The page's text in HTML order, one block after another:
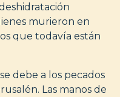
murieron en
que todavía están
debe a los pecados
Las manos de